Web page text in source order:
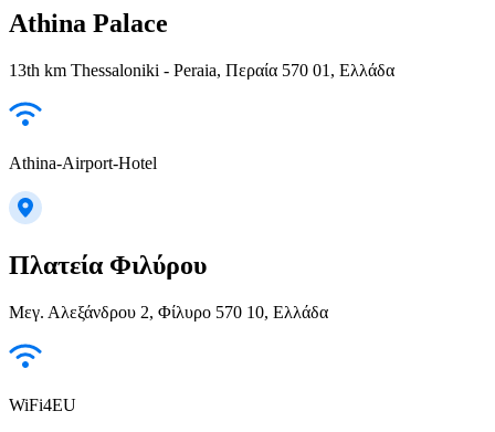
Athina Palace
13th km Thessaloniki - Peraia, Περαία 570 01, Ελλάδα
Athina-Airport-Hotel
Πλατεία Φιλύρου
Μεγ. Αλεξάνδρου 2, Φίλυρο 570 10, Ελλάδα
WiFi4EU